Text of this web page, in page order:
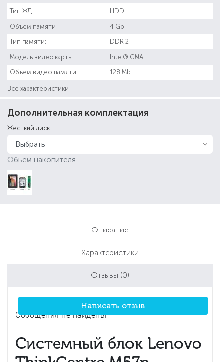
Тип ЖД: HDD
Объем памяти: 4 Gb
Тип памяти: DDR 2
Модель видео карты: Intel® GMA
Объем видео памяти: 128 Mb
Все характеристики
Дополнительная комплектация
Жесткий диск:
Обьем накопителя
Описание
Характеристики
Отзывы (0)
Сообщения не найдены
Написать отзыв
Системный блок Lenovo